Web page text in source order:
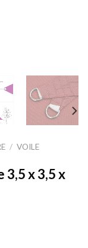
/ VOILE
x 3,5 x